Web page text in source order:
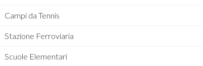
Campi da Tennis
Stazione Ferroviaria
Scuole Elementari